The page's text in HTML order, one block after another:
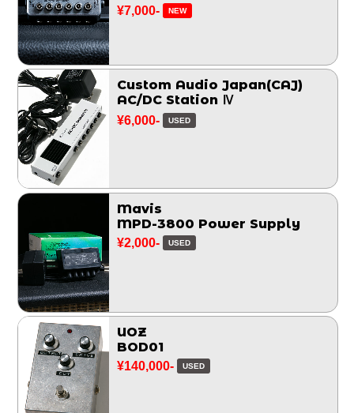
¥7,000- NEW
Custom Audio Japan(CAJ)
AC/DC Station Ⅳ
¥6,000- USED
Mavis
MPD-3800 Power Supply
¥2,000- USED
UOZ
BOD01
¥140,000- USED